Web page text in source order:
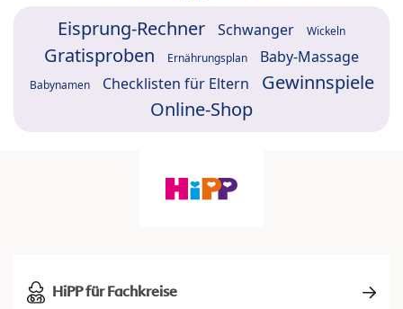
Eisprung-Rechner Schwanger Wickeln
Gratisproben Ernährungsplan Baby-Massage
Babynamen Checklisten für Eltern
Gewinnspiele
Online-Shop
HiPP für Fachkreise